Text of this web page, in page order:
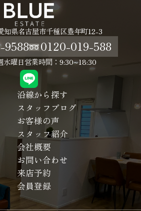
県名古屋市千種区豊年町12-3
9588 0120-019-588
水曜日営業時間：9:30~18:30
沿線から探す
スタッフブログ
お客様の声
スタッフ紹介
会社概要
お問い合わせ
来店予約
会員登録